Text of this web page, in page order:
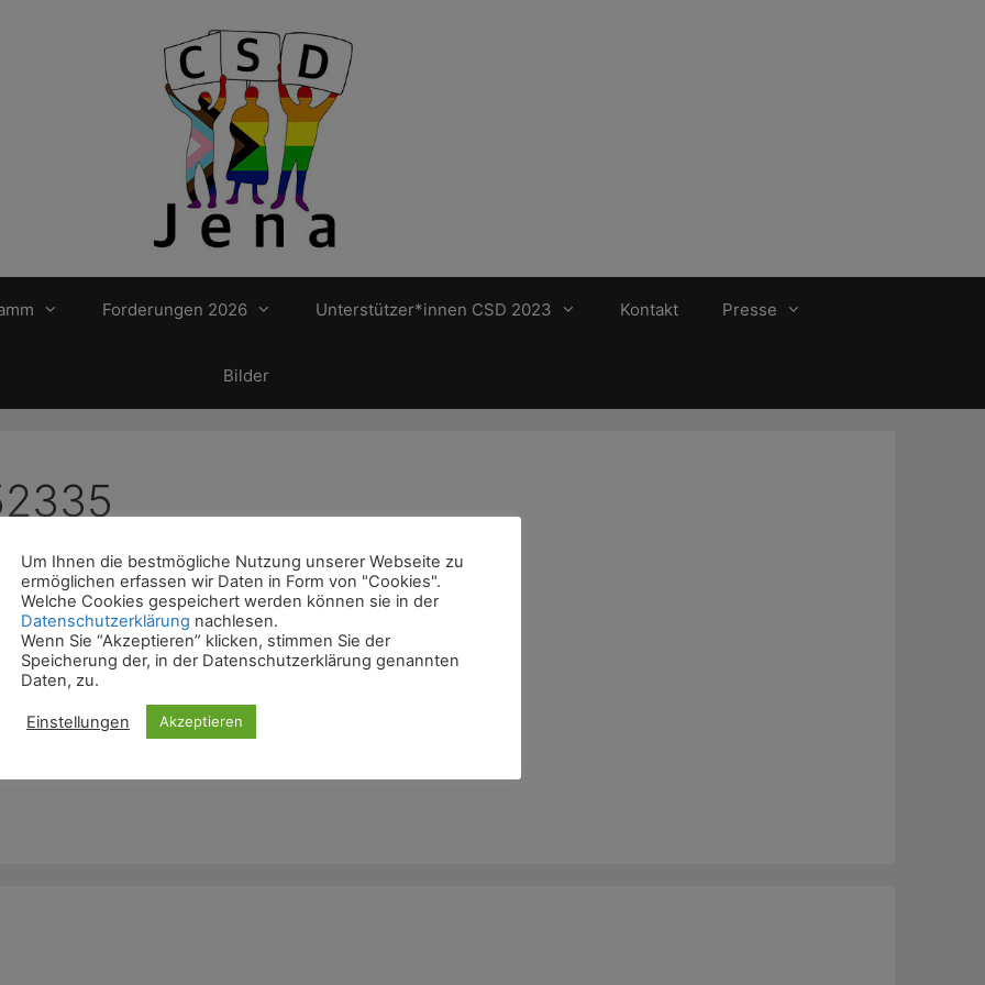
Forderungen 2026 Unterstützer*innen CSD 2023 Kontakt Presse
Bilder
Um Ihnen die bestmögliche Nutzung unserer Webseite zu
ermöglichen erfassen wir Daten in Form von "Cookies".
Welche Cookies gespeichert werden können sie in der
Datenschutzerklärung nachlesen.
Wenn Sie “Akzeptieren” klicken, stimmen Sie der
Speicherung der, in der Datenschutzerklärung genannten
Daten, zu.
Einstellungen Akzeptieren